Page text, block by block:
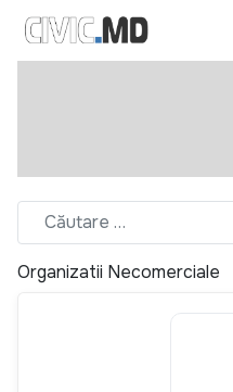
Organizatii Necomerciale